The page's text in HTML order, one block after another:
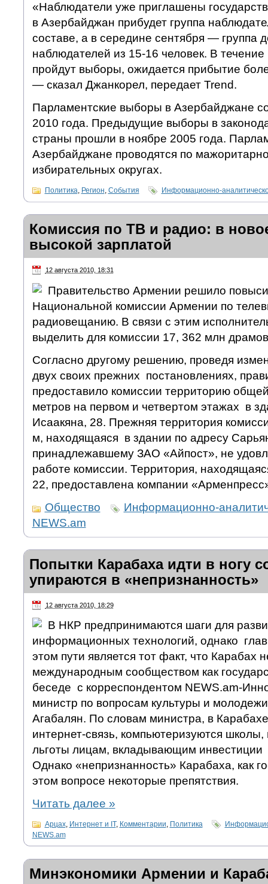
«Наблюдатели уже приглашены
в Азербайджан прибудет группа
составе, а в середине сентября — группа
наблюдателей из 15-16 человек. В
пройдут выборы, ожидается прибытие
— сказал Джанкорел, передает Trend.
Парламентские выборы в Азербайджане
2010 года. Предыдущие выборы в
страны прошли в ноябре 2005 года.
Азербайджане проводятся по
избирательных округах.
Политика, Регион, События Информационно-
Комиссия по ТВ и радио: в
высокой зарплатой
12 августа 2010, 18:31
Правительство Армении решило
Национальной комиссии Армении по
радиовещанию. В связи с этим
выделить для комиссии 17, 362 млн
Согласно другому решению, проведя
двух своих прежних постановлениях,
предоставило комиссии территорию
метров на первом и четвертом этажах в
Исаакяна, 28. Прежняя территория
м, находящаяся в здании по адресу
принадлежавшему ЗАО «Айпост», не
работе комиссии. Территория,
22, предоставлена компании
Общество
Информационно-
NEWS.am
Попытки Карабаха идти в ногу
упираются в «непризнанность»
12 августа 2010, 18:29
В НКР предпринимаются шаги для
информационных технологий, однако
этом пути является тот факт, что Карабах
международным сообществом как
беседе с корреспондентом NEWS.am-
министр по вопросам культуры и
Агабалян. По словам министра, в
интернет-связь, компьютеризуются школы,
льготы лицам, вкладывающим
Однако «непризнанность» Карабаха, как
этом вопросе некоторые препятствия.
Читать далее »
Арцах, Интернет и IT, Комментарии, Политика
NEWS.am
Минэкономики Армении и